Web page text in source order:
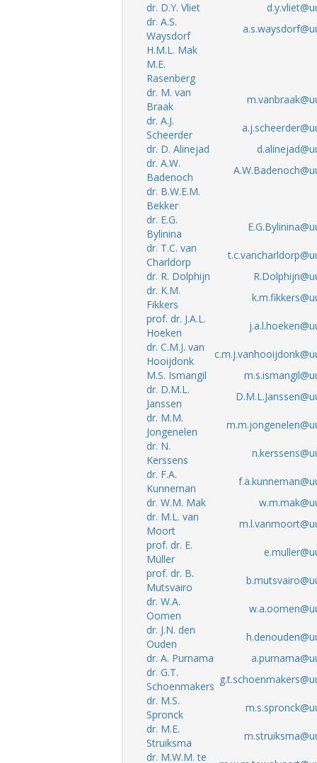
dr. D.Y. Vliet
dr. A.S.
Waysdorf
H.M.L. Mak
M.E.
Rasenberg
dr. M. van
Braak
dr. A.J.
Scheerder
dr. D. Alinejad
dr. A.W.
Badenoch
dr. B.W.E.M.
Bekker
dr. E.G.
Bylinina
dr. T.C. van
Charldorp
dr. R. Dolphijn
dr. K.M.
Fikkers
prof. dr. J.A.L.
Hoeken
dr. C.M.J. van
Hooijdonk
M.S. Ismangil
dr. D.M.L.
Janssen
dr. M.M.
Jongenelen
dr. N.
Kerssens
dr. F.A.
Kunneman
dr. W.M. Mak
dr. M.L. van
Moort
prof. dr. E.
Müller
prof. dr. B.
Mutsvairo
dr. W.A.
Oomen
dr. J.N. den
Ouden
dr. A. Purnama
dr. G.T.
Schoenmakers
dr. M.S.
Spronck
dr. M.E.
Struiksma
dr. M.W.M. te